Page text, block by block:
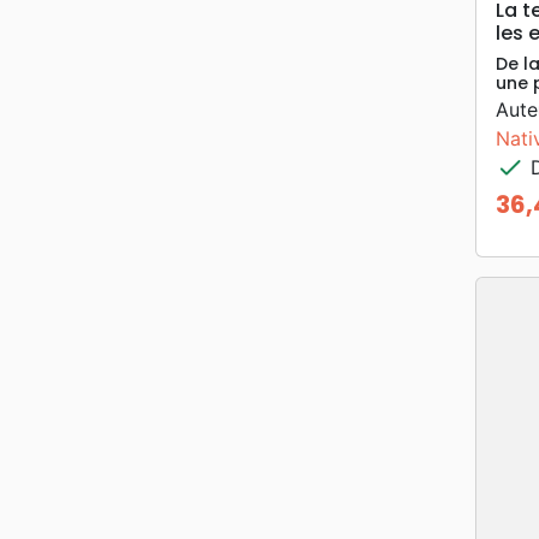
La
les
De
une
check
Prix